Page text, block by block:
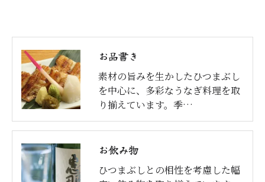
お品書き
素材の旨みを生かしたひつまぶし
を中心に、多彩なうなぎ料理を取
り揃えています。季…
お飲み物
ひつまぶしとの相性を考慮した幅